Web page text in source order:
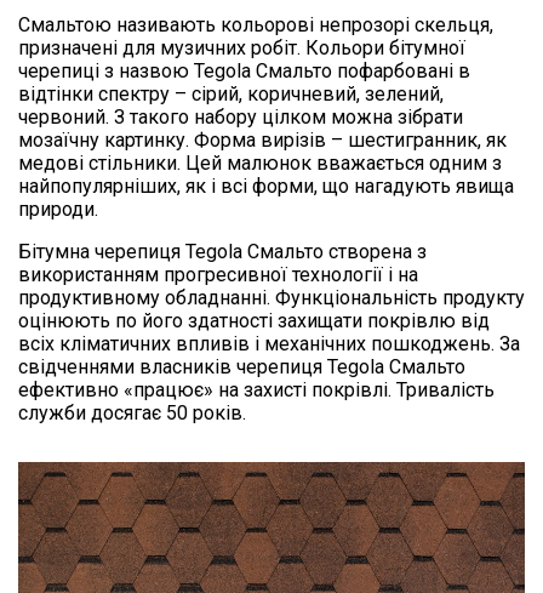
Смальтою називають кольорові непрозорі скельця,
призначені для музичних робіт. Кольори бітумної
черепиці з назвою Tegola Смальто пофарбовані в
відтінки спектру – сірий, коричневий, зелений,
червоний. З такого набору цілком можна зібрати
мозаїчну картинку. Форма вирізів – шестигранник, як
медові стільники. Цей малюнок вважається одним з
найпопулярніших, як і всі форми, що нагадують явища
природи.
Бітумна черепиця Tegola Смальто створена з
використанням прогресивної технології і на
продуктивному обладнанні. Функціональність продукту
оцінюють по його здатності захищати покрівлю від
всіх кліматичних впливів і механічних пошкоджень. За
свідченнями власників черепиця Tegola Смальто
ефективно «працює» на захисті покрівлі. Тривалість
служби досягає 50 років.